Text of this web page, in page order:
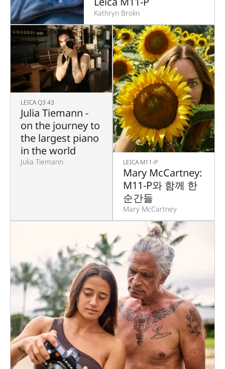
Kathryn Brolin
LEICA Q3 43
Julia Tiemann -
on the journey to
the largest piano
in the world
Julia Tiemann LEICA M11-P
Mary McCartney:
M11-P와 함께 한
순간들
Mary McCartney